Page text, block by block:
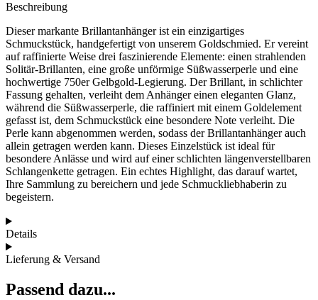
Beschreibung
Dieser markante Brillantanhänger ist ein einzigartiges
Schmuckstück, handgefertigt von unserem Goldschmied. Er vereint
auf raffinierte Weise drei faszinierende Elemente: einen strahlenden
Solitär-Brillanten, eine große unförmige Süßwasserperle und eine
hochwertige 750er Gelbgold-Legierung. Der Brillant, in schlichter
Fassung gehalten, verleiht dem Anhänger einen eleganten Glanz,
während die Süßwasserperle, die raffiniert mit einem Goldelement
gefasst ist, dem Schmuckstück eine besondere Note verleiht. Die
Perle kann abgenommen werden, sodass der Brillantanhänger auch
allein getragen werden kann. Dieses Einzelstück ist ideal für
besondere Anlässe und wird auf einer schlichten längenverstellbaren
Schlangenkette getragen. Ein echtes Highlight, das darauf wartet,
Ihre Sammlung zu bereichern und jede Schmuckliebhaberin zu
begeistern.
Details
Lieferung & Versand
Passend dazu...